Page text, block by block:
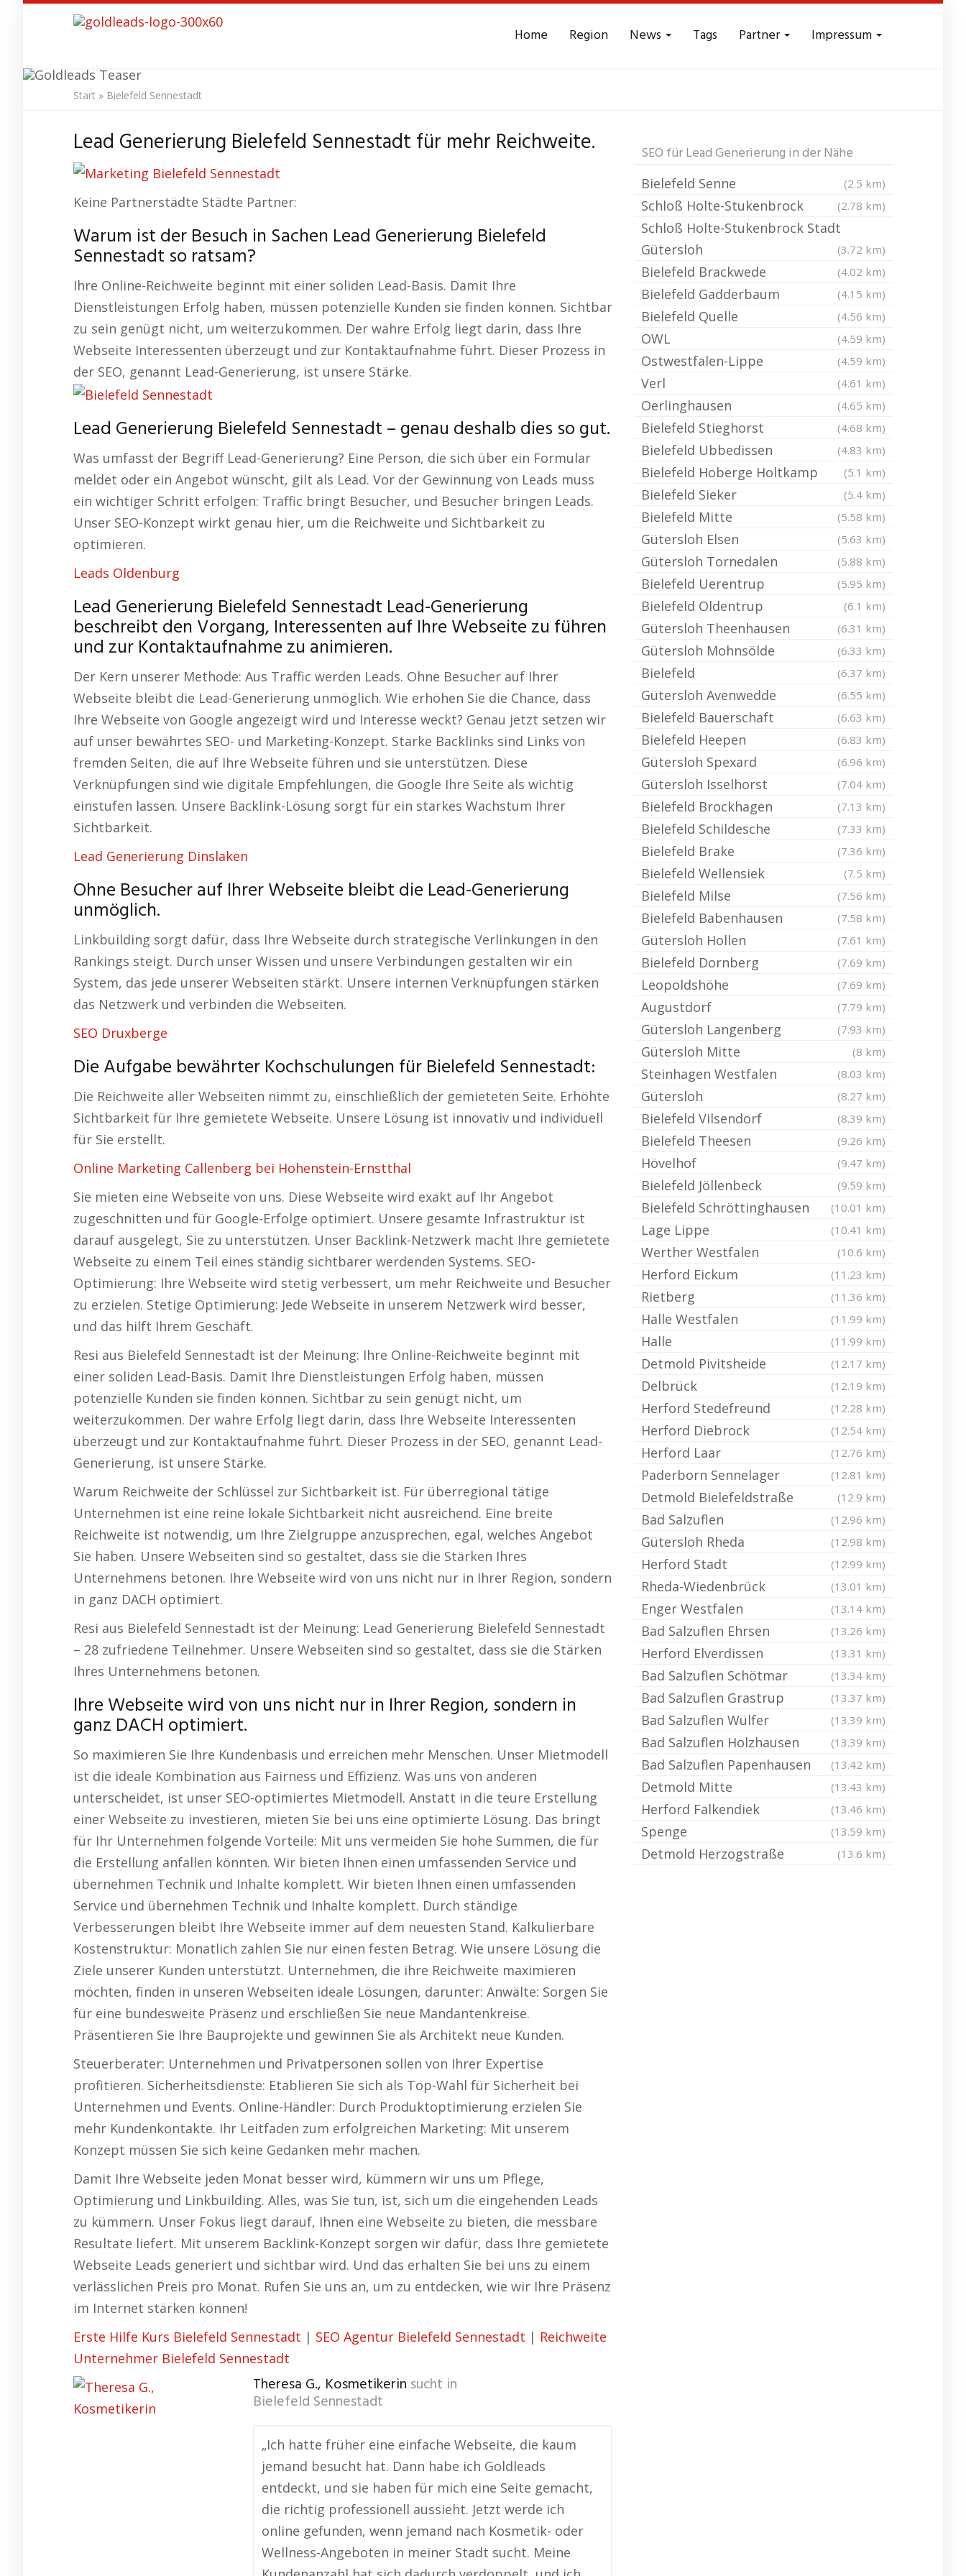
content
Home Region News Tags Partner Impressum
SEO Agentur Bielefeld Sennestadt
Start » Bielefeld Sennestadt
Lead Generierung Bielefeld Sennestadt für mehr Reichweite.
Keine Partnerstädte Städte Partner:
Warum ist der Besuch in Sachen Lead Generierung Bielefeld
Sennestadt so ratsam?
Ihre Online-Reichweite beginnt mit einer soliden Lead-Basis. Damit Ihre
Dienstleistungen Erfolg haben, müssen potenzielle Kunden sie finden können. Sichtbar
zu sein genügt nicht, um weiterzukommen. Der wahre Erfolg liegt darin, dass Ihre
Webseite Interessenten überzeugt und zur Kontaktaufnahme führt. Dieser Prozess in
der SEO, genannt Lead-Generierung, ist unsere Stärke.
Lead Generierung Bielefeld Sennestadt – genau deshalb dies so gut.
Was umfasst der Begriff Lead-Generierung? Eine Person, die sich über ein Formular
meldet oder ein Angebot wünscht, gilt als Lead. Vor der Gewinnung von Leads muss
ein wichtiger Schritt erfolgen: Traffic bringt Besucher, und Besucher bringen Leads.
Unser SEO-Konzept wirkt genau hier, um die Reichweite und Sichtbarkeit zu
optimieren.
Leads Oldenburg
Lead Generierung Bielefeld Sennestadt Lead-Generierung
beschreibt den Vorgang, Interessenten auf Ihre Webseite zu führen
und zur Kontaktaufnahme zu animieren.
Der Kern unserer Methode: Aus Traffic werden Leads. Ohne Besucher auf Ihrer
Webseite bleibt die Lead-Generierung unmöglich. Wie erhöhen Sie die Chance, dass
Ihre Webseite von Google angezeigt wird und Interesse weckt? Genau jetzt setzen wir
auf unser bewährtes SEO- und Marketing-Konzept. Starke Backlinks sind Links von
fremden Seiten, die auf Ihre Webseite führen und sie unterstützen. Diese
Verknüpfungen sind wie digitale Empfehlungen, die Google Ihre Seite als wichtig
einstufen lassen. Unsere Backlink-Lösung sorgt für ein starkes Wachstum Ihrer
Sichtbarkeit.
Lead Generierung Dinslaken
Ohne Besucher auf Ihrer Webseite bleibt die Lead-Generierung
unmöglich.
Linkbuilding sorgt dafür, dass Ihre Webseite durch strategische Verlinkungen in den
Rankings steigt. Durch unser Wissen und unsere Verbindungen gestalten wir ein
System, das jede unserer Webseiten stärkt. Unsere internen Verknüpfungen stärken
das Netzwerk und verbinden die Webseiten.
SEO Druxberge
Die Aufgabe bewährter Kochschulungen für Bielefeld Sennestadt:
Die Reichweite aller Webseiten nimmt zu, einschließlich der gemieteten Seite. Erhöhte
Sichtbarkeit für Ihre gemietete Webseite. Unsere Lösung ist innovativ und individuell
für Sie erstellt.
Online Marketing Callenberg bei Hohenstein-Ernstthal
Sie mieten eine Webseite von uns. Diese Webseite wird exakt auf Ihr Angebot
zugeschnitten und für Google-Erfolge optimiert. Unsere gesamte Infrastruktur ist
darauf ausgelegt, Sie zu unterstützen. Unser Backlink-Netzwerk macht Ihre gemietete
Webseite zu einem Teil eines ständig sichtbarer werdenden Systems. SEO-
Optimierung: Ihre Webseite wird stetig verbessert, um mehr Reichweite und Besucher
zu erzielen. Stetige Optimierung: Jede Webseite in unserem Netzwerk wird besser,
und das hilft Ihrem Geschäft.
Resi aus Bielefeld Sennestadt ist der Meinung: Ihre Online-Reichweite beginnt mit
einer soliden Lead-Basis. Damit Ihre Dienstleistungen Erfolg haben, müssen
potenzielle Kunden sie finden können. Sichtbar zu sein genügt nicht, um
weiterzukommen. Der wahre Erfolg liegt darin, dass Ihre Webseite Interessenten
überzeugt und zur Kontaktaufnahme führt. Dieser Prozess in der SEO, genannt Lead-
Generierung, ist unsere Stärke.
Warum Reichweite der Schlüssel zur Sichtbarkeit ist. Für überregional tätige
Unternehmen ist eine reine lokale Sichtbarkeit nicht ausreichend. Eine breite
Reichweite ist notwendig, um Ihre Zielgruppe anzusprechen, egal, welches Angebot
Sie haben. Unsere Webseiten sind so gestaltet, dass sie die Stärken Ihres
Unternehmens betonen. Ihre Webseite wird von uns nicht nur in Ihrer Region, sondern
in ganz DACH optimiert.
Resi aus Bielefeld Sennestadt ist der Meinung: Lead Generierung Bielefeld Sennestadt
– 28 zufriedene Teilnehmer. Unsere Webseiten sind so gestaltet, dass sie die Stärken
Ihres Unternehmens betonen.
Ihre Webseite wird von uns nicht nur in Ihrer Region, sondern in
ganz DACH optimiert.
So maximieren Sie Ihre Kundenbasis und erreichen mehr Menschen. Unser Mietmodell
ist die ideale Kombination aus Fairness und Effizienz. Was uns von anderen
unterscheidet, ist unser SEO-optimiertes Mietmodell. Anstatt in die teure Erstellung
einer Webseite zu investieren, mieten Sie bei uns eine optimierte Lösung. Das bringt
für Ihr Unternehmen folgende Vorteile: Mit uns vermeiden Sie hohe Summen, die für
die Erstellung anfallen könnten. Wir bieten Ihnen einen umfassenden Service und
übernehmen Technik und Inhalte komplett. Wir bieten Ihnen einen umfassenden
Service und übernehmen Technik und Inhalte komplett. Durch ständige
Verbesserungen bleibt Ihre Webseite immer auf dem neuesten Stand. Kalkulierbare
Kostenstruktur: Monatlich zahlen Sie nur einen festen Betrag. Wie unsere Lösung die
Ziele unserer Kunden unterstützt. Unternehmen, die ihre Reichweite maximieren
möchten, finden in unseren Webseiten ideale Lösungen, darunter: Anwälte: Sorgen Sie
für eine bundesweite Präsenz und erschließen Sie neue Mandantenkreise.
Präsentieren Sie Ihre Bauprojekte und gewinnen Sie als Architekt neue Kunden.
Steuerberater: Unternehmen und Privatpersonen sollen von Ihrer Expertise
profitieren. Sicherheitsdienste: Etablieren Sie sich als Top-Wahl für Sicherheit bei
Unternehmen und Events. Online-Händler: Durch Produktoptimierung erzielen Sie
mehr Kundenkontakte. Ihr Leitfaden zum erfolgreichen Marketing: Mit unserem
Konzept müssen Sie sich keine Gedanken mehr machen.
Damit Ihre Webseite jeden Monat besser wird, kümmern wir uns um Pflege,
Optimierung und Linkbuilding. Alles, was Sie tun, ist, sich um die eingehenden Leads
zu kümmern. Unser Fokus liegt darauf, Ihnen eine Webseite zu bieten, die messbare
Resultate liefert. Mit unserem Backlink-Konzept sorgen wir dafür, dass Ihre gemietete
Webseite Leads generiert und sichtbar wird. Und das erhalten Sie bei uns zu einem
verlässlichen Preis pro Monat. Rufen Sie uns an, um zu entdecken, wie wir Ihre Präsenz
im Internet stärken können!
Erste Hilfe Kurs Bielefeld Sennestadt | SEO Agentur Bielefeld Sennestadt | Reichweite
Unternehmer Bielefeld Sennestadt
Theresa G., Kosmetikerin sucht in
Bielefeld Sennestadt
„Ich hatte früher eine einfache Webseite, die kaum
jemand besucht hat. Dann habe ich Goldleads
entdeckt, und sie haben für mich eine Seite gemacht,
die richtig professionell aussieht. Jetzt werde ich
online gefunden, wenn jemand nach Kosmetik- oder
Wellness-Angeboten in meiner Stadt sucht. Meine
SEO für Lead Generierung in der Nähe
Bielefeld Senne (2.5 km)
Schloß Holte-Stukenbrock (2.78 km)
Schloß Holte-Stukenbrock Stadt
Gütersloh
(3.72 km)
Bielefeld Brackwede (4.02 km)
Bielefeld Gadderbaum (4.15 km)
Bielefeld Quelle (4.56 km)
OWL (4.59 km)
Ostwestfalen-Lippe (4.59 km)
Verl (4.61 km)
Oerlinghausen (4.65 km)
Bielefeld Stieghorst (4.68 km)
Bielefeld Ubbedissen (4.83 km)
Bielefeld Hoberge Holtkamp (5.1 km)
Bielefeld Sieker (5.4 km)
Bielefeld Mitte (5.58 km)
Gütersloh Elsen (5.63 km)
Gütersloh Tornedalen (5.88 km)
Bielefeld Uerentrup (5.95 km)
Bielefeld Oldentrup (6.1 km)
Gütersloh Theenhausen (6.31 km)
Gütersloh Mohnsölde (6.33 km)
Bielefeld (6.37 km)
Gütersloh Avenwedde (6.55 km)
Bielefeld Bauerschaft (6.63 km)
Bielefeld Heepen (6.83 km)
Gütersloh Spexard (6.96 km)
Gütersloh Isselhorst (7.04 km)
Bielefeld Brockhagen (7.13 km)
Bielefeld Schildesche (7.33 km)
Bielefeld Brake (7.36 km)
Bielefeld Wellensiek (7.5 km)
Bielefeld Milse (7.56 km)
Bielefeld Babenhausen (7.58 km)
Gütersloh Hollen (7.61 km)
Bielefeld Dornberg (7.69 km)
Leopoldshöhe (7.69 km)
Augustdorf (7.79 km)
Gütersloh Langenberg (7.93 km)
Gütersloh Mitte (8 km)
Steinhagen Westfalen (8.03 km)
Gütersloh (8.27 km)
Bielefeld Vilsendorf (8.39 km)
Bielefeld Theesen (9.26 km)
Hövelhof (9.47 km)
Bielefeld Jöllenbeck (9.59 km)
Bielefeld Schröttinghausen (10.01 km)
Lage Lippe (10.41 km)
Werther Westfalen (10.6 km)
Herford Eickum (11.23 km)
Rietberg (11.36 km)
Halle Westfalen (11.99 km)
Halle (11.99 km)
Detmold Pivitsheide (12.17 km)
Delbrück (12.19 km)
Herford Stedefreund (12.28 km)
Herford Diebrock (12.54 km)
Herford Laar (12.76 km)
Paderborn Sennelager (12.81 km)
Detmold Bielefeldstraße (12.9 km)
Bad Salzuflen (12.96 km)
Gütersloh Rheda (12.98 km)
Herford Stadt (12.99 km)
Rheda-Wiedenbrück (13.01 km)
Enger Westfalen (13.14 km)
Bad Salzuflen Ehrsen (13.26 km)
Herford Elverdissen (13.31 km)
Bad Salzuflen Schötmar (13.34 km)
Bad Salzuflen Grastrup (13.37 km)
Bad Salzuflen Wülfer (13.39 km)
Bad Salzuflen Holzhausen (13.39 km)
Bad Salzuflen Papenhausen (13.42 km)
Detmold Mitte (13.43 km)
Herford Falkendiek (13.46 km)
Spenge (13.59 km)
Detmold Herzogstraße (13.6 km)